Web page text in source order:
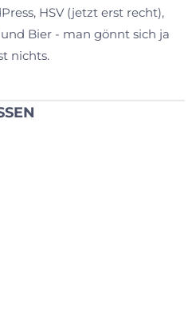
HSV (jetzt erst recht),
Bier - man gönnt sich ja
nichts.